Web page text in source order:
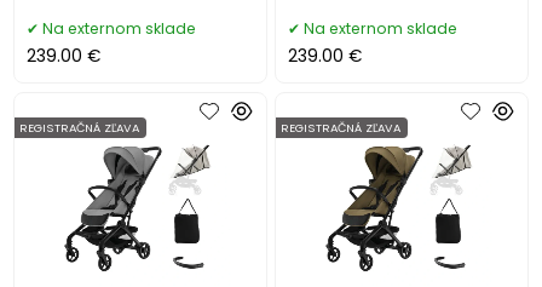
Na externom sklade
239.00 €
Na externom sklade
239.00 €
REGISTRAČNÁ ZĽAVA REGISTRAČNÁ ZĽAVA